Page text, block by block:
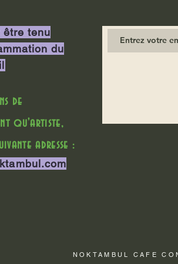
être tenu
du
de
qu'artiste,
adresse :
NOKTAMBUL CAFE